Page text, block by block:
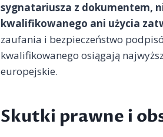
sygnatariusza z dokumentem,
kwalifikowanego ani użycia
zaufania i bezpieczeństwo
kwalifikowanego osiągają
europejskie.
Skutki prawne i